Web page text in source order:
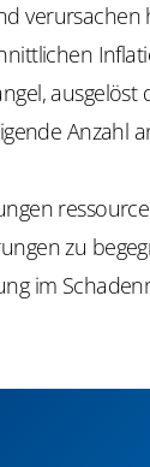
Anzahl
zu
im